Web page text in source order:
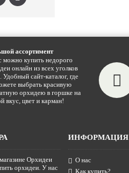
ассортимент
можно купить недорого
онлайн из всех уголков
Удобный сайт-каталог, где
выбрать красивую
орхидею в горшке на
вкус, цвет и карман!
Орхидеи
орхидеи. У нас
ИНФОРМАЦИЯ
О нас
Как купить?